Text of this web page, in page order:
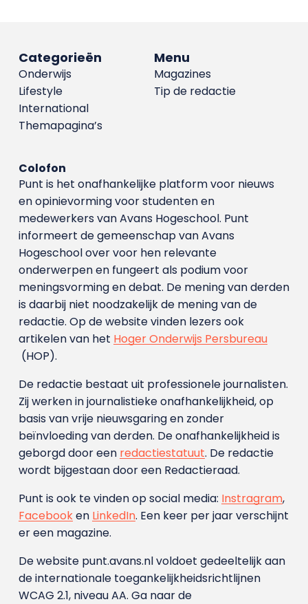
Menu
Magazines
Tip de redactie
Categorieën
Onderwijs
Lifestyle
International
Themapagina’s
Colofon
Punt is het onafhankelijke platform voor nieuws
en opinievorming voor studenten en
medewerkers van Avans Hoge­school. Punt
informeert de gemeenschap van Avans
Hogeschool over voor hen relevante
onderwerpen en fungeert als podium voor
meningsvorming en debat. De mening van derden
is daarbij niet noodzakelijk de mening van de
redactie. Op de website vinden lezers ook
artikelen van het Hoger Onderwijs Persbureau
(HOP).
De redactie bestaat uit professionele journalisten.
Zij werken in journalistieke onafhankelijkheid, op
basis van vrije nieuwsgaring en zonder
beïnvloeding van derden. De onafhankelijkheid is
geborgd door een redactiestatuut. De redactie
wordt bijgestaan door een Redactieraad.
Punt is ook te vinden op social media: Instragram,
Facebooken LinkedIn. Een keer per jaar verschijnt
er een magazine.
De website punt.avans.nl voldoet gedeeltelijk aan
de internationale toegankelijkheidsrichtlijnen
WCAG 2.1, niveau AA. Ga naar de